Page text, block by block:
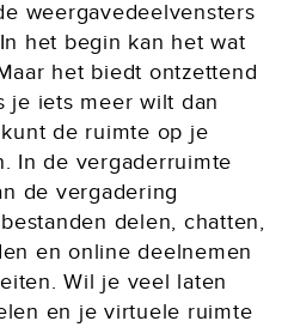
weergavedeelvensters
het begin kan het wat
het biedt ontzettend
je iets meer wilt dan
de ruimte op je
In de vergaderruimte
de vergadering
delen, chatten,
en online deelnemen
Wil je veel laten
en je virtuele ruimte